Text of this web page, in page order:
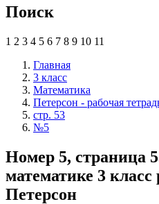
Поиск
1 2 3 4 5 6 7 8 9 10 11
Главная
3 класс
Математика
Петерсон - рабочая
стр. 53
№5
Номер 5, страница
математике 3 класс
Петерсон